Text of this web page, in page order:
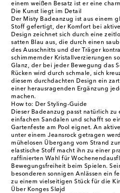
einem weißen Besatz ist er eine
Die Kunst liegt im Detail
Der Misty Badeanzug ist aus einem
Stoff gefertigt, der Komfort bei
Design zeichnet sich durch eine
satten Blau aus, die durch einen
des Ausschnitts und der Träger
schimmernder Kristallverzierungen
Glanz, der bei jeder Bewegung das
Rücken wird durch schmale, sich
diesem durchdachten Design ein
einer herausragenden Ergänzung
machen.
How to: Der Styling-Guide
Dieser Badeanzug passt natürlich
einfachen Sandalen und schafft so
Gartenfeste am Pool eignet. An
unter einem Jeansrock getragen
mühelosen Übergang vom Strand
elastische Stoff macht ihn zu einer
raffinierten Wahl für
Bewegungsfreiheit beim Spielen.
besonderen sonnigen Anlässen ein
zu einem vielseitigen Stück für die
Über Konges Sløjd